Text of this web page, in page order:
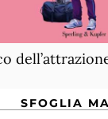
SFOGLIA